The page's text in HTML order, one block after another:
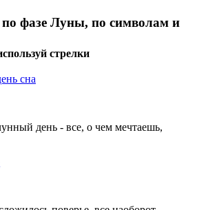
фазе Луны, по символам и
стрелки
день - все, о чем мечтаешь,